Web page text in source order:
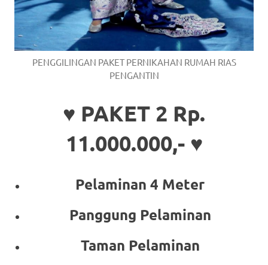
PENGGILINGAN PAKET PERNIKAHAN RUMAH RIAS
PENGANTIN
♥ PAKET 2 Rp.
11.000.000,- ♥
Pelaminan 4 Meter
Panggung Pelaminan
Taman Pelaminan